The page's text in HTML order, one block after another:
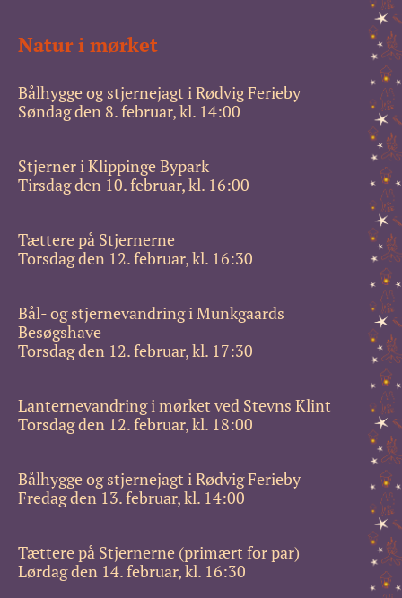
Natur i mørket
Bålhygge og stjernejagt i Rødvig Ferieby
Søndag den 8. februar, kl. 14:00
Stjerner i Klippinge Bypark
Tirsdag den 10. februar, kl. 16:00
Tættere på Stjernerne
Torsdag den 12. februar, kl. 16:30
Bål- og stjernevandring i Munkgaards
Besøgshave
Torsdag den 12. februar, kl. 17:30
Lanternevandring i mørket ved Stevns Klint
Torsdag den 12. februar, kl. 18:00
Bålhygge og stjernejagt i Rødvig Ferieby
Fredag den 13. februar, kl. 14:00
Tættere på Stjernerne (primært for par)
Lørdag den 14. februar, kl. 16:30